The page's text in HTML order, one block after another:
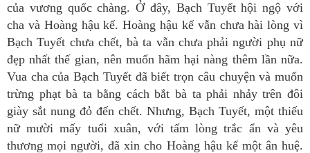
của vương quốc chàng. Ở đây, Bạch Tuyết hội ngộ với
cha và Hoàng hậu kế. Hoàng hậu kế vẫn chưa hài lòng vì
Bạch Tuyết chưa chết, bà ta vẫn chưa phải người phụ nữ
đẹp nhất thế gian, nên muốn hãm hại nàng thêm lần nữa.
Vua cha của Bạch Tuyết đã biết trọn câu chuyện và muốn
trừng phạt bà ta bằng cách bắt bà ta phải nhảy trên đôi
giày sắt nung đỏ đến chết. Nhưng, Bạch Tuyết, một thiếu
nữ mười mấy tuổi xuân, với tấm lòng trắc ẩn và yêu
thương mọi người, đã xin cho Hoàng hậu kế một ân huệ.